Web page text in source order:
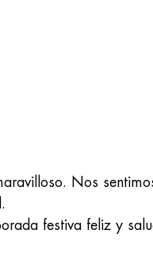
Nos
festiva feliz y